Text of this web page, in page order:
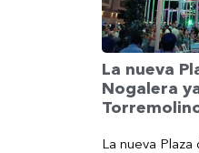
La nueva
Nogalera
La nueva